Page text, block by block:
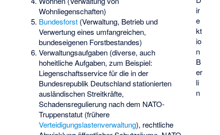
ir
e
kt
io
n
B
er
li
n
Wohnliegenschaften)
Bundesforst (Verwaltung, Betrieb und
Verwertung eines umfangreichen,
bundeseigenen Forstbestandes)
Verwaltungsaufgaben (diverse, auch
hoheitliche Aufgaben, zum Beispiel:
Liegenschaftsservice für die in der
Bundesrepublik Deutschland stationierten
ausländischen Streitkräfte,
Schadensregulierung nach dem NATO-
Truppenstatut (frühere
Verteidigungslastenverwaltung), rechtliche